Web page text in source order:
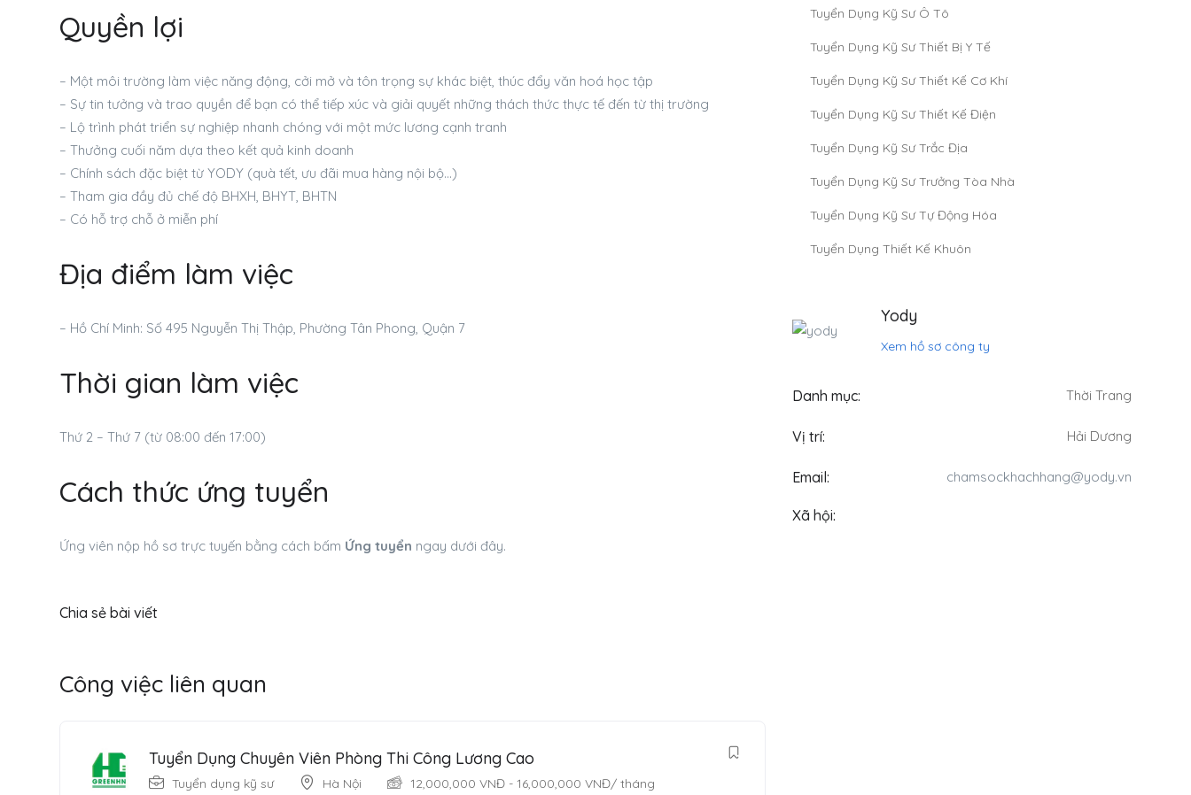
Quyền lợi
– Một môi trường làm việc năng động, cởi mở và tôn trọng sự khác biệt, thúc đẩy văn hoá học tập
– Sự tin tưởng và trao quyền để bạn có thể tiếp xúc và giải quyết những thách thức thực tế đến từ thị trường
– Lộ trình phát triển sự nghiệp nhanh chóng với một mức lương cạnh tranh
– Thưởng cuối năm dựa theo kết quả kinh doanh
– Chính sách đặc biệt từ YODY (quà tết, ưu đãi mua hàng nội bộ…)
– Tham gia đầy đủ chế độ BHXH, BHYT, BHTN
– Có hỗ trợ chỗ ở miễn phí
Địa điểm làm việc
– Hồ Chí Minh: Số 495 Nguyễn Thị Thập, Phường Tân Phong, Quận 7
Thời gian làm việc
Thứ 2 – Thứ 7 (từ 08:00 đến 17:00)
Cách thức ứng tuyển
Ứng viên nộp hồ sơ trực tuyến bằng cách bấm Ứng tuyển ngay dưới đây.
Chia sẻ bài viết
Công việc liên quan
Tuyển Dụng Chuyên Viên Phòng Thi Công Lương Cao
Tuyển dụng kỹ sư Hà Nội 12,000,000 VNĐ - 16,000,000 VNĐ/ tháng
Tuyển Dụng Kỹ Sư Ô Tô
Tuyển Dụng Kỹ Sư Thiết Bị Y Tế
Tuyển Dụng Kỹ Sư Thiết Kế Cơ Khí
Tuyển Dụng Kỹ Sư Thiết Kế Điện
Tuyển Dụng Kỹ Sư Trắc Địa
Tuyển Dụng Kỹ Sư Trưởng Tòa Nhà
Tuyển Dụng Kỹ Sư Tự Động Hóa
Tuyển Dụng Thiết Kế Khuôn
Yody
Xem hồ sơ công ty
Danh mục: Thời Trang
Vị trí: Hải Dương
Email: chamsockhachhang@yody.vn
Xã hội: